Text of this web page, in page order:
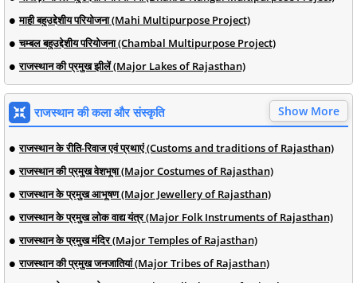
माही बहुउद्देशीय परियोजना (Mahi Multipurpose Project)
चम्बल बहुउद्देशीय परियोजना (Chambal Multipurpose Project)
राजस्थान की प्रमुख झीलें (Major Lakes of Rajasthan)
राजस्थान की कला और संस्कृति Show More
राजस्थान के रीति-रिवाज एवं प्रथाएं (Customs and traditions of Rajasthan)
राजस्थान की प्रमुख वेशभूषा (Major Costumes of Rajasthan)
राजस्थान के प्रमुख आभूषण (Major Jewellery of Rajasthan)
राजस्थान के प्रमुख लोक वाद्य यंत्र (Major Folk Instruments of Rajasthan)
राजस्थान के प्रमुख मंदिर (Major Temples of Rajasthan)
राजस्थान की प्रमुख जनजातियां (Major Tribes of Rajasthan)